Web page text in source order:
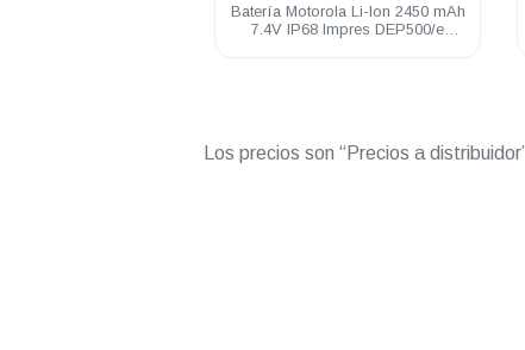
Batería Motorola Li-Ion 2450 mAh
7.4V IP68 Impres DEP500/e
Los precios son “Precios a